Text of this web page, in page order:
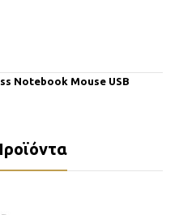
Notebook Mouse USB